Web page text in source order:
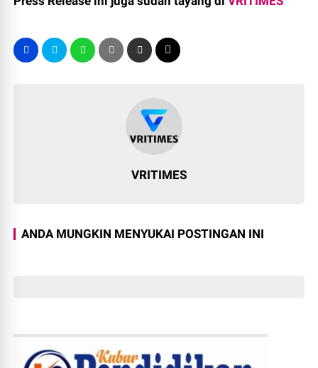
VRITIMES
ANDA MUNGKIN MENYUKAI POSTINGAN INI